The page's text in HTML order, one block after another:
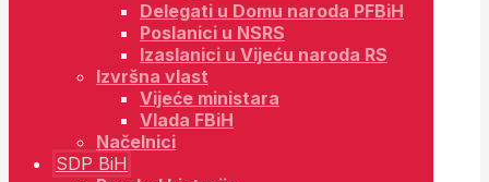
Delegati u Domu naroda PFBiH
Poslanici u NSRS
Izaslanici u Vijeću naroda RS
Izvršna vlast
Vijeće ministara
Vlada FBiH
Načelnici
SDP BiH